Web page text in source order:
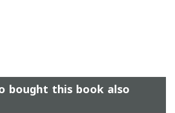
bought this book also